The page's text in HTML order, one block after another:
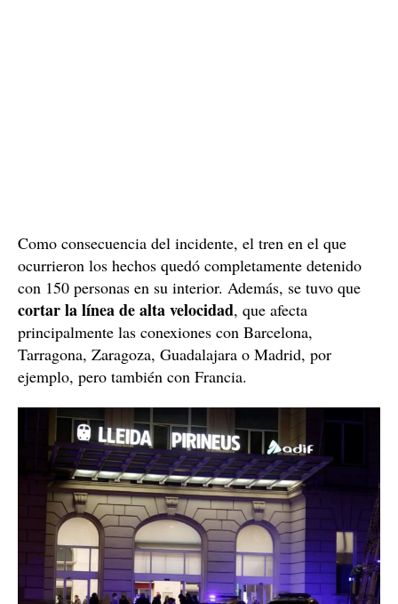
Como consecuencia del incidente, el tren en el que
ocurrieron los hechos quedó completamente detenido
con 150 personas en su interior. Además, se tuvo que
cortar la línea de alta velocidad, que afecta
principalmente las conexiones con Barcelona,
Tarragona, Zaragoza, Guadalajara o Madrid, por
ejemplo, pero también con Francia.